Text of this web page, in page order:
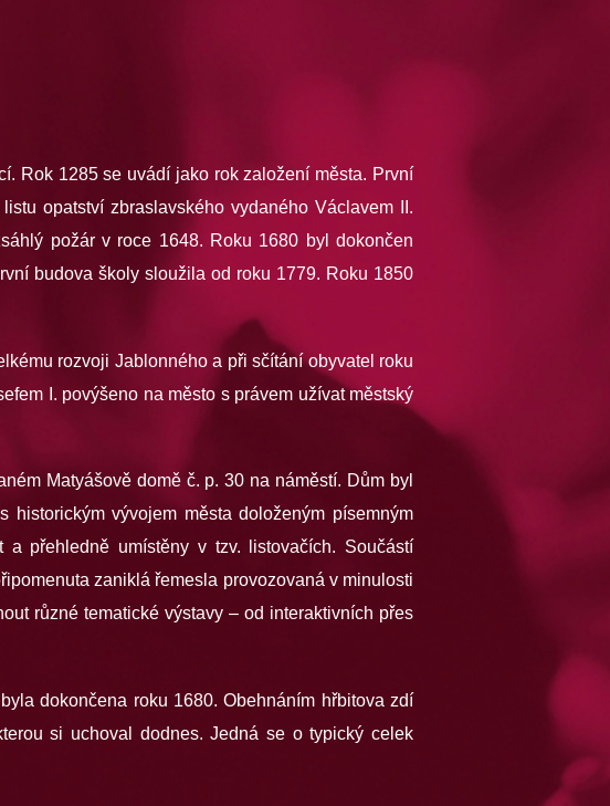
Rok 1285 se uvádí jako rok založení města. První
opatství zbraslavského vydaného Václavem II.
požár v roce 1648. Roku 1680 byl dokončen
budova školy sloužila od roku 1779. Roku 1850
rozvoji Jablonného a při sčítání obyvatel roku
I. povýšeno na město s právem užívat městský
Matyášově domě č. p. 30 na náměstí. Dům byl
vývojem města doloženým písemným
přehledně umístěny v tzv. listovačích. Součástí
zaniklá řemesla provozovaná v minulosti
různé tematické výstavy – od interaktivních přes
dokončena roku 1680. Obehnáním hřbitova zdí
si uchoval dodnes. Jedná se o typický celek